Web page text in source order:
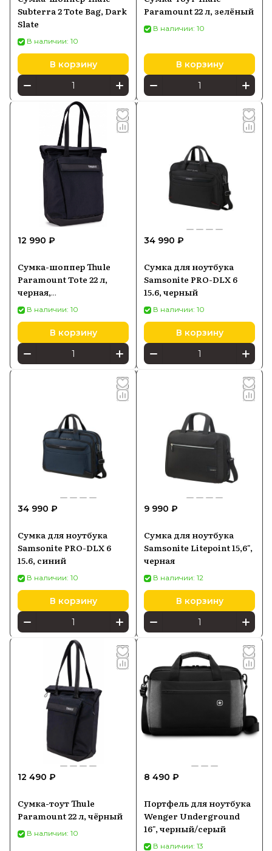
Subterra 2 Tote Bag, Dark
Slate
В наличии: 10
В корзину
Paramount 22 л, зелёный
В наличии: 10
В корзину
12 990 ₽
Сумка-шоппер Thule
Paramount Tote 22 л,
черная,
водонепроницаемая
В наличии: 10
В корзину
34 990 ₽
Сумка для ноутбука
Samsonite PRO-DLX 6
15.6, черный
В наличии: 10
В корзину
34 990 ₽
Сумка для ноутбука
Samsonite PRO-DLX 6
15.6, синий
В наличии: 10
В корзину
9 990 ₽
Сумка для ноутбука
Samsonite Litepoint 15,6",
черная
В наличии: 12
В корзину
12 490 ₽
Сумка-тоут Thule
Paramount 22 л, чёрный
В наличии: 10
8 490 ₽
Портфель для ноутбука
Wenger Underground
16", черный/серый
В наличии: 13